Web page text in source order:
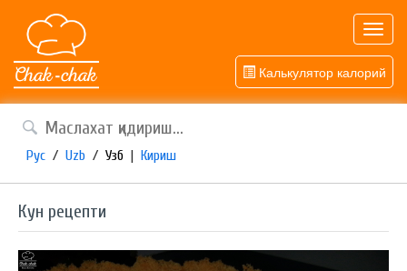
Калькулятор калорий
Рус / Uzb / Узб | Кириш
Кун рецепти